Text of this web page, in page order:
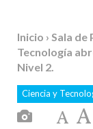
Inicio › Sala de
Tecnología
Nivel 2.
Ciencia y